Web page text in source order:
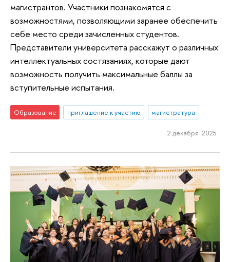
магистрантов. Участники познакомятся с
возможностями, позволяющими заранее обеспечить
себе место среди зачисленных студентов.
Представители университета расскажут о различных
интеллектуальных состязаниях, которые дают
возможность получить максимальные баллы за
вступительные испытания.
Образование приглашение к участию магистратура
2 декабря 2025